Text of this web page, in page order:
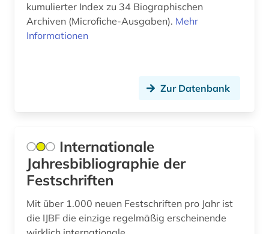
dante alighieri (1)
darwin (1)
den haag (1)
denkmalpflege (1)
design (3)
deutsch (8)
deutsches sprachgebiet (5)
kumulierter Index zu 34 Biographischen
Archiven (Microfiche-Ausgaben). Mehr
Informationen
Zur Datenbank
Internationale
Jahresbibliographie der
Festschriften
Mit über 1.000 neuen Festschriften pro Jahr ist
die IJBF die einzige regelmäßig erscheinende